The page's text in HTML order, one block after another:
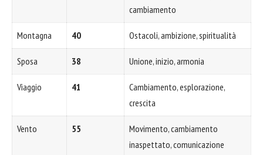
cambiamento
Montagna 40 Ostacoli, ambizione, spiritualità
Sposa 38 Unione, inizio, armonia
Viaggio 41
Cambiamento, esplorazione,
crescita
Vento 55
Movimento, cambiamento
inaspettato, comunicazione